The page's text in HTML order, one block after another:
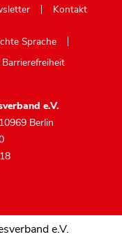
Kontakt
Sprache
e.V.
10969 Berlin
e.V.